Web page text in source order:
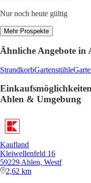
Nur noch heute gültig
Mehr Prospekte
Ähnliche Angebote in
StrandkorbGartenstühle
Ahlen & Umgebung
Kaufland
Kleiwellenfeld 16
59229 Ahlen, Westf
2,62 km